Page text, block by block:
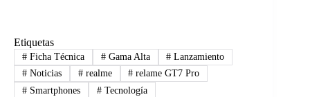
Etiquetas
#Ficha Técnica #Gama Alta # Lanzamiento
#Noticias #realme # relame GT7 Pro
#Smartphones #Tecnología